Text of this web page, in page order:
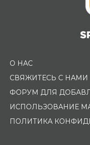
О НАС
СВЯЖИТЕСЬ С НАМИ
ФОРУМ ДЛЯ
ИСПОЛЬЗОВАНИЕ
ПОЛИТИКА